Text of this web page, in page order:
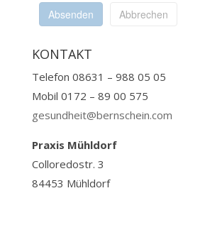
Absenden Abbrechen
KONTAKT
Telefon 08631 – 988 05 05
Mobil 0172 – 89 00 575
gesundheit@bernschein.com
Praxis Mühldorf
Colloredostr. 3
84453 Mühldorf